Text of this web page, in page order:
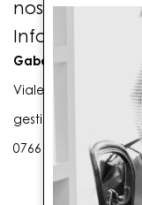
nostri punti
Info contatti
Gaballo Mario srl
Viale G. Matteotti n.
0766 25656